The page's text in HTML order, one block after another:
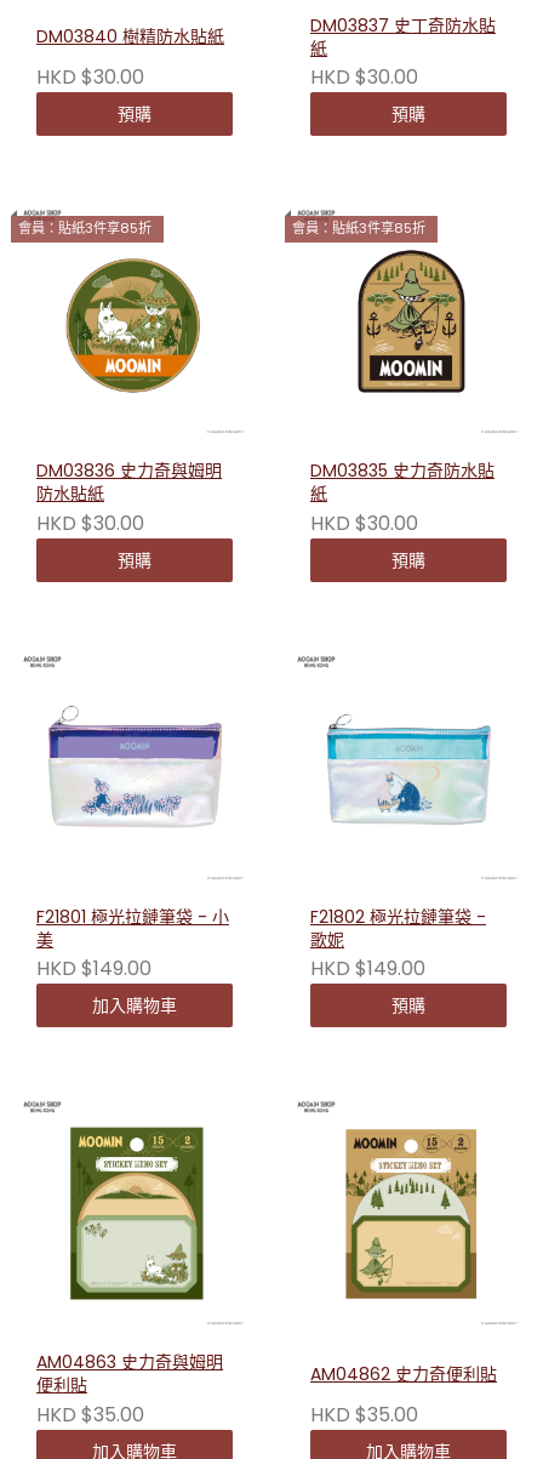
DM03840 樹精防水貼紙
HKD $30.00
預購
DM03837 史丁奇防水貼
紙
HKD $30.00
預購
會員：貼紙3件享85折
DM03836 史力奇與姆明
防水貼紙
HKD $30.00
預購
會員：貼紙3件享85折
DM03835 史力奇防水貼
紙
HKD $30.00
預購
F21801 極光拉鏈筆袋 - 小
美
HKD $149.00
加入購物車
F21802 極光拉鏈筆袋 -
歌妮
HKD $149.00
預購
AM04863 史力奇與姆明
便利貼
HKD $35.00
加入購物車
AM04862 史力奇便利貼
HKD $35.00
加入購物車